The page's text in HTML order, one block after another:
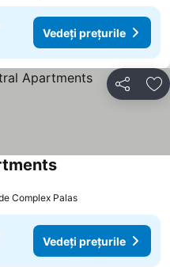
Vedeți prețurile
Distribuiți
Complex Palas
Vedeți prețurile